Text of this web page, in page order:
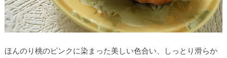
ほんのり桃のピンクに染まった美しい色合い、しっとり滑らか